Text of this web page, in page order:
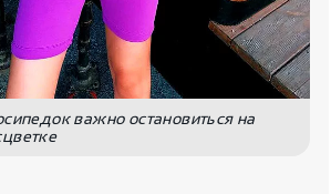
важно остановиться на